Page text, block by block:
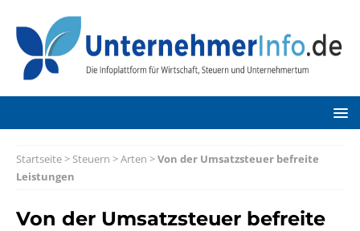
Startseite> Steuern >Arten >Von der Umsatzsteuer befreite
Leistungen
Von der Umsatzsteuer befreite